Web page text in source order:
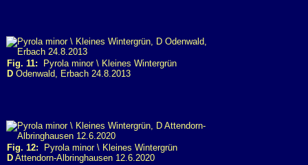
Fig. 11: Pyrola minor \ Kleines Wintergrün
D Odenwald, Erbach 24.8.2013
Fig. 12: Pyrola minor \ Kleines Wintergrün
D Attendorn-Albringhausen 12.6.2020